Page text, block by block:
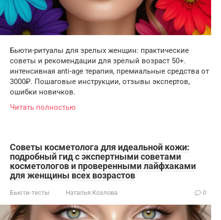
Бьюти-ритуалы для зрелых женщин: практические
советы и рекомендации для зрелый возраст 50+.
интенсивная anti-age терапия, премиальные средства от
3000₽. Пошаговые инструкции, отзывы экспертов,
ошибки новичков.
Читать полностью
Советы косметолога для идеальной кожи:
подробный гид с экспертными советами
косметологов и проверенными лайфхаками
для женщины всех возрастов
Бьюти-тесты Наталья Козлова 0